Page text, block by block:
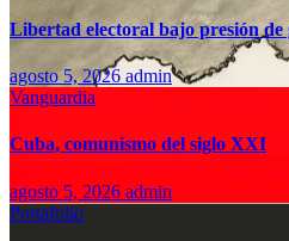
Libertad electoral bajo presión de
agosto 5, 2026 admin
Vanguardia
Cuba, comunismo del siglo XXI
agosto 5, 2026 admin
Portafolio